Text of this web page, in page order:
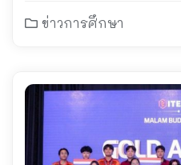
ข่าวการศึกษา